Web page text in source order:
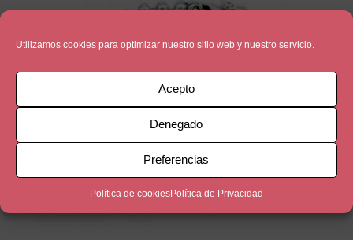
Utilizamos cookies para optimizar nuestro sitio web y nuestro servicio.
Acepto
Denegado
Preferencias
Política de cookiesPolítica de Privacidad